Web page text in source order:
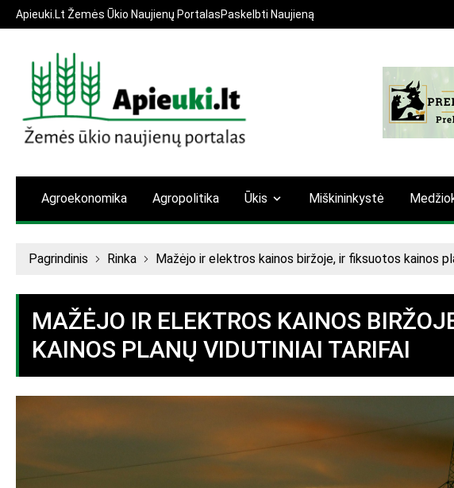
Apieuki.Lt Žemės Ūkio Naujienų PortalasPaskelbti Naujieną
Agroekonomika Agropolitika Ūkis Miškininkystė
Pagrindinis Rinka Mažėjo ir elektros kainos biržoje, ir fiksuotos kainos
MAŽĖJO IR ELEKTROS KAINOS
KAINOS PLANŲ VIDUTINIAI TARIFAI